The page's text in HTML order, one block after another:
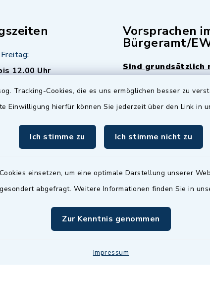
Tracking-Cookies, die es uns ermöglichen besser zu
Einwilligung hierfür können Sie jederzeit über den Link in
Ich stimme zu Ich stimme nicht zu
einsetzen, um eine optimale Darstellung unserer
abgefragt. Weitere Informationen finden Sie in
Zur Kenntnis genommen
Impressum
12.00 Uhr
Uhr - allerdings
Termine sind
fragen Sie den
Sachbearbeiter)
Vorsprachen
Bürgeramt/
Sind grundsätzlich
Termin möglich.
istMittwochs